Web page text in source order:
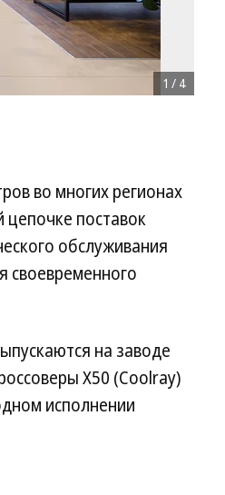
1 / 4
во многих регионах
цепочке поставок
обслуживания
своевременного
на заводе
X50 (Coolray)
исполнении